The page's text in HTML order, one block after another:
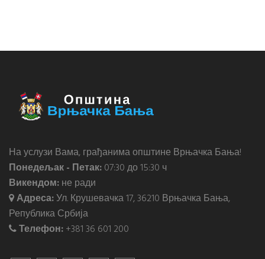
На услузи Вама, грађанима општине Врњачка Бања!
Понедељак - Петак:07:30 до 15:30 ч
Викендом:не ради
Адреса:Ул. Крушевачка 17, 36210 Врњачка Бања,
Република Србија
Телефон:+381 36 601 200